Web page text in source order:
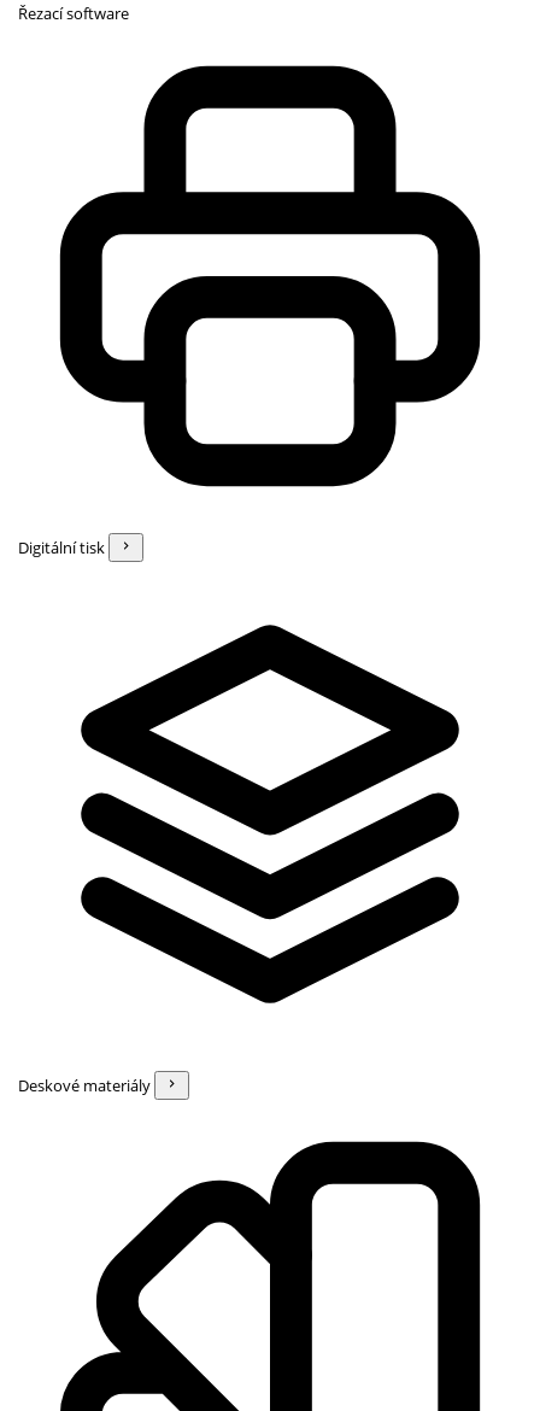
Řezací software
Digitální tisk
Deskové materiály